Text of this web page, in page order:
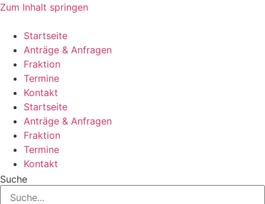
Zum Inhalt springen
Startseite
Anträge & Anfragen
Fraktion
Termine
Kontakt
Startseite
Anträge & Anfragen
Fraktion
Termine
Kontakt
Suche